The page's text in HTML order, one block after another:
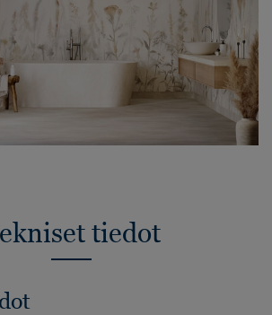
tiedot